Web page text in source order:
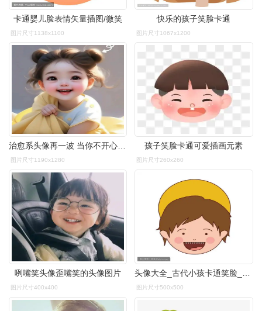
卡通婴儿脸表情矢量插图/微笑
图片尺寸1138x1100
快乐的孩子笑脸卡通
图片尺寸1067x1200
治愈系头像再一波 当你不开心的看看这些可爱的笑脸,是不是一下就被
图片尺寸1190x1280
孩子笑脸卡通可爱插画元素
图片尺寸260x260
咧嘴笑头像歪嘴笑的头像图片
图片尺寸400x400 图片尺寸500x500